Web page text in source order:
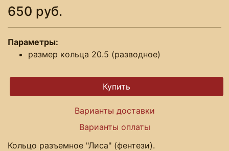
650 руб.
Параметры:
размер кольца 20.5 (разводное)
Варианты доставки
Варианты оплаты
Кольцо разъемное "Лиса" (фентези).